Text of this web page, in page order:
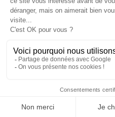
Agence